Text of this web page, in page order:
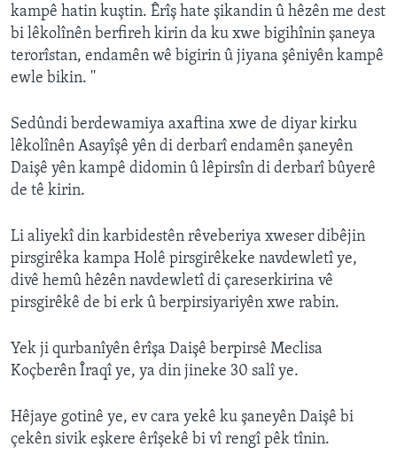
kampê hatin kuştin. Êrîş hate şikandin û hêzên me dest
bi lêkolînên berfireh kirin da ku xwe bigihînin şaneya
terorîstan, endamên wê bigirin û jiyana şêniyên kampê
ewle bikin. ''
Sedûndi berdewamiya axaftina xwe de diyar kirku
lêkolînên Asayîşê yên di derbarî endamên şaneyên
Daişê yên kampê didomin û lêpirsîn di derbarî bûyerê
de tê kirin.
Li aliyekî din karbidestên rêveberiya xweser dibêjin
pirsgirêka kampa Holê pirsgirêkeke navdewletî ye,
divê hemû hêzên navdewletî di çareserkirina vê
pirsgirêkê de bi erk û berpirsiyariyên xwe rabin.
Yek ji qurbanîyên êrîşa Daişê berpirsê Meclisa
Koçberên Îraqî ye, ya din jineke 30 salî ye.
Hêjaye gotinê ye, ev cara yekê ku şaneyên Daişê bi
çekên sivik eşkere êrîşekê bi vî rengî pêk tînin.